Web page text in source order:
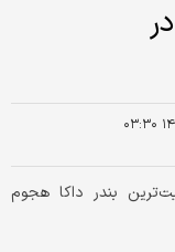
بندر داکا هجوم